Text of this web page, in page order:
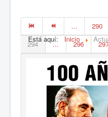
...
290
294
... 296
Está aquí: Inicio